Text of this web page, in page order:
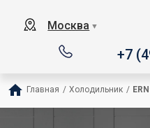
Москва ▼
+7
Главная / Холодильник /